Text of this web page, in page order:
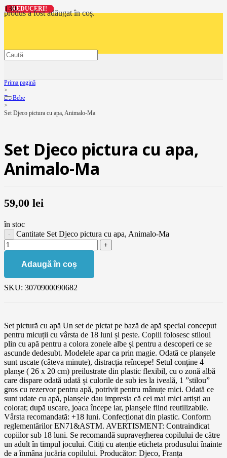
produsa fost adăugat în coș.
Prima pagină
>
De Bebe
>
Set Djeco pictura cu apa, Animalo-Ma
Set Djeco pictura cu apa,
Animalo-Ma
59,00 lei
în stoc
Cantitate Set Djeco pictura cu apa, Animalo-Ma
Adaugă în coș
SKU: 3070900090682
Set pictură cu apă Un set de pictat pe bază de apă special conceput
pentru micuții cu vârsta de 18 luni și peste. Copiii folosesc stiloul
plin cu apă pentru a colora zonele albe și pentru a descoperi ce se
ascunde dedesubt. Modelele apar ca prin magie. Odată ce planșele
sunt uscate (câteva minute), distracția reîncepe! Setul conține 4
planșe ( 26 x 20 cm) preilustrate din plastic flexibil, cu o zonă albă
care dispare odată udată și culorile de sub ies la iveală, 1 ”stilou”
gros cu rezervor pentru apă, potrivit pentru mânuțe mici. Odată ce
sunt udate cu apă, planșele dau impresia că cei mai mici artiști au
colorat; după uscare, joaca începe iar, planșele fiind reutilizabile.
Vârsta recomandată: +18 luni. Confecționat din plastic. Conform
reglementărilor EN71&ASTM. AVERTISMENT: Contraindicat
copiilor sub 18 luni. Se recomandă supravegherea copilului de către
un adult în timpul jocului. Citiți cu atenție eticheta produsului înainte
de a înmâna jucăria copilului. Producător: Djeco, Franța
REDUCERI!
REDUCERI!
REDUCERI!
REDUCERI!